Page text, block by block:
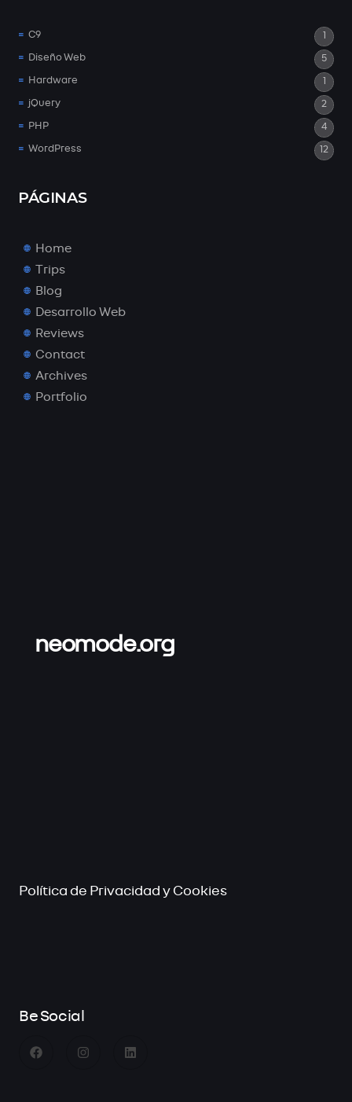
C9 1
Diseño Web 5
Hardware 1
jQuery 2
PHP 4
WordPress 12
PÁGINAS
Home
Trips
Blog
Desarrollo Web
Reviews
Contact
Archives
Portfolio
neomode.org
Política de Privacidad y Cookies
Be Social